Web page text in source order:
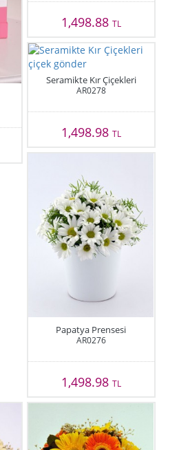
1,498.88 TL
Seramikte Kır Çiçekleri
AR0278
1,498.98 TL
Papatya Prensesi
AR0276
1,498.98 TL